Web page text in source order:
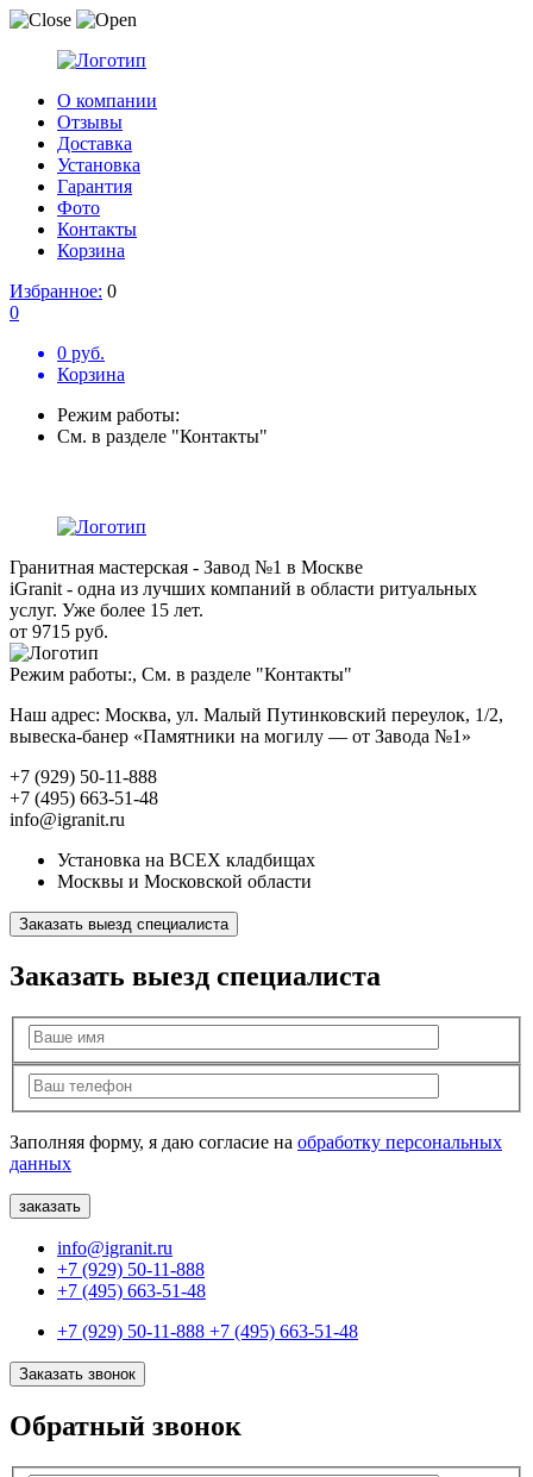
О компании
Отзывы
Доставка
Установка
Гарантия
Фото
Контакты
Корзина
Избранное: 0
0
0 руб.
Корзина
Режим работы:
См. в разделе "Контакты"
Гранитная мастерская - Завод №1 в Москве
iGranit - одна из лучших компаний в области ритуальных
услуг. Уже более 15 лет.
от 9715 руб.
Режим работы:, См. в разделе "Контакты"
Наш адрес: Москва, ул. Малый Путинковский переулок, 1/2,
вывеска-банер «Памятники на могилу — от Завода №1»
+7 (929) 50-11-888
+7 (495) 663-51-48
info@igranit.ru
Установка на ВСЕХ кладбищах
Москвы и Московской области
Заказать выезд специалиста
Заказать выезд специалиста
Заполняя форму, я даю согласие на обработку персональных
данных
info@igranit.ru
+7 (929) 50-11-888
+7 (495) 663-51-48
+7 (929) 50-11-888 +7 (495) 663-51-48
Заказать звонок
Обратный звонок